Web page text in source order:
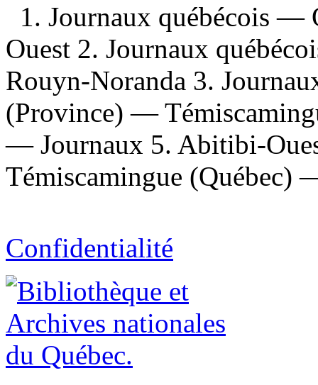
1. Journaux québécois
Ouest 2. Journaux
Rouyn-Noranda 3.
(Province) —
— Journaux 5. Abitibi-
Témiscamingue (Québec)
Confidentialité